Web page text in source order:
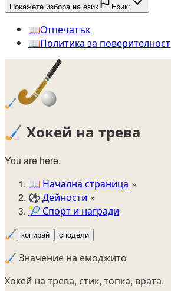
Покажете избора на език Език:
📖️Oтпечатък
📖️Политика за поверителност
🏑
🏑 Хокей на трева
You are here.
📖 Начална страница
⚽️ Дейности
🎾 Спорт и награди
🏑 копирай сподели
🏑 Значение на емоджито
Хокей на трева, стик, топка, врата.